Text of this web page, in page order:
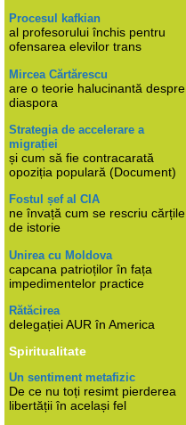
Procesul kafkian
al profesorului închis pentru
ofensarea elevilor trans
Mircea Cărtărescu
are o teorie halucinantă despre
diaspora
Strategia de accelerare a
migrației
și cum să fie contracarată
opoziția populară (Document)
Fostul șef al CIA
ne învață cum se rescriu cărțile
de istorie
Unirea cu Moldova
capcana patrioților în fața
impedimentelor practice
Rătăcirea
delegației AUR în America
Spiritualitate
Un sentiment metafizic
De ce nu toți resimt pierderea
libertății în același fel